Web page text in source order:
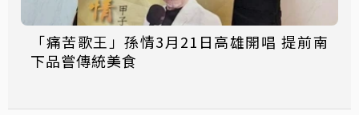
「痛苦歌王」孫情3月21日高雄開唱 提前南
下品嘗傳統美食